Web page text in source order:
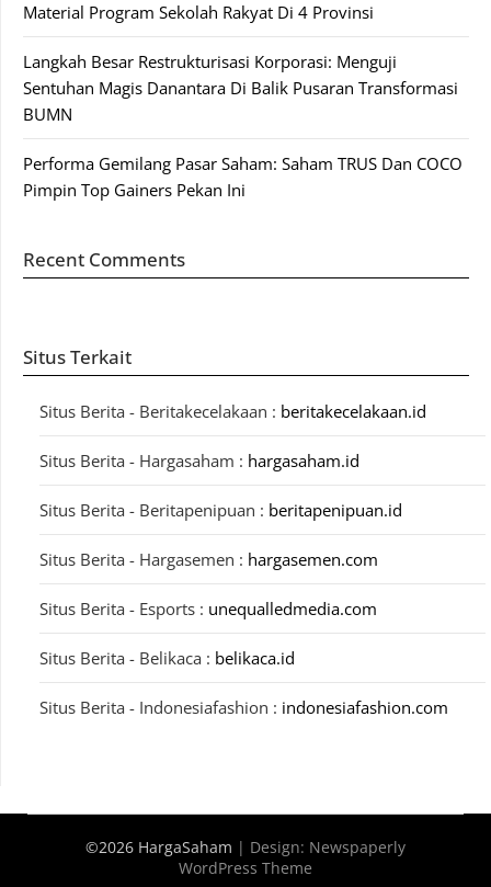
Material Program Sekolah Rakyat Di 4 Provinsi
Langkah Besar Restrukturisasi Korporasi: Menguji
Sentuhan Magis Danantara Di Balik Pusaran Transformasi
BUMN
Performa Gemilang Pasar Saham: Saham TRUS Dan COCO
Pimpin Top Gainers Pekan Ini
Recent Comments
Situs Terkait
Situs Berita - Beritakecelakaan : beritakecelakaan.id
Situs Berita - Hargasaham : hargasaham.id
Situs Berita - Beritapenipuan : beritapenipuan.id
Situs Berita - Hargasemen : hargasemen.com
Situs Berita - Esports : unequalledmedia.com
Situs Berita - Belikaca : belikaca.id
Situs Berita - Indonesiafashion : indonesiafashion.com
©2026 HargaSaham | Design: Newspaperly
WordPress Theme